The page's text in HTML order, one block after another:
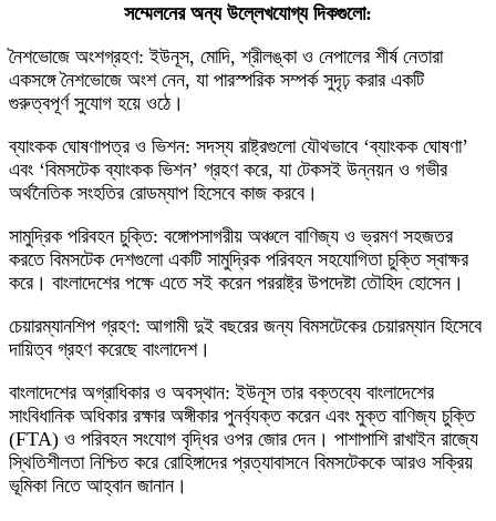
সম্মেলনের অন্য উল্লেখযোগ্য দিকগুলো:
নৈশভোজে অংশগ্রহণ: ইউনূস, মোদি, শ্রীলঙ্কা ও নেপালের শীর্ষ নেতারা
একসঙ্গে নৈশভোজে অংশ নেন, যা পারস্পরিক সম্পর্ক সুদৃঢ় করার একটি
গুরুত্বপূর্ণ সুযোগ হয়ে ওঠে।
ব্যাংকক ঘোষণাপত্র ও ভিশন: সদস্য রাষ্ট্রগুলো যৌথভাবে ‘ব্যাংকক ঘোষণা’
এবং ‘বিমসটেক ব্যাংকক ভিশন’ গ্রহণ করে, যা টেকসই উন্নয়ন ও গভীর
অর্থনৈতিক সংহতির রোডম্যাপ হিসেবে কাজ করবে।
সামুদ্রিক পরিবহন চুক্তি: বঙ্গোপসাগরীয় অঞ্চলে বাণিজ্য ও ভ্রমণ সহজতর
করতে বিমসটেক দেশগুলো একটি সামুদ্রিক পরিবহন সহযোগিতা চুক্তি স্বাক্ষর
করে। বাংলাদেশের পক্ষে এতে সই করেন পররাষ্ট্র উপদেষ্টা তৌহিদ হোসেন।
চেয়ারম্যানশিপ গ্রহণ: আগামী দুই বছরের জন্য বিমসটেকের চেয়ারম্যান হিসেবে
দায়িত্ব গ্রহণ করেছে বাংলাদেশ।
বাংলাদেশের অগ্রাধিকার ও অবস্থান: ইউনূস তার বক্তব্যে বাংলাদেশের
সাংবিধানিক অধিকার রক্ষার অঙ্গীকার পুনর্ব্যক্ত করেন এবং মুক্ত বাণিজ্য চুক্তি
(FTA) ও পরিবহন সংযোগ বৃদ্ধির ওপর জোর দেন। পাশাপাশি রাখাইন রাজ্যে
স্থিতিশীলতা নিশ্চিত করে রোহিঙ্গাদের প্রত্যাবাসনে বিমসটেককে আরও সক্রিয়
ভূমিকা নিতে আহ্বান জানান।